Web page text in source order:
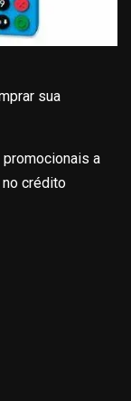
sua
a
no crédito